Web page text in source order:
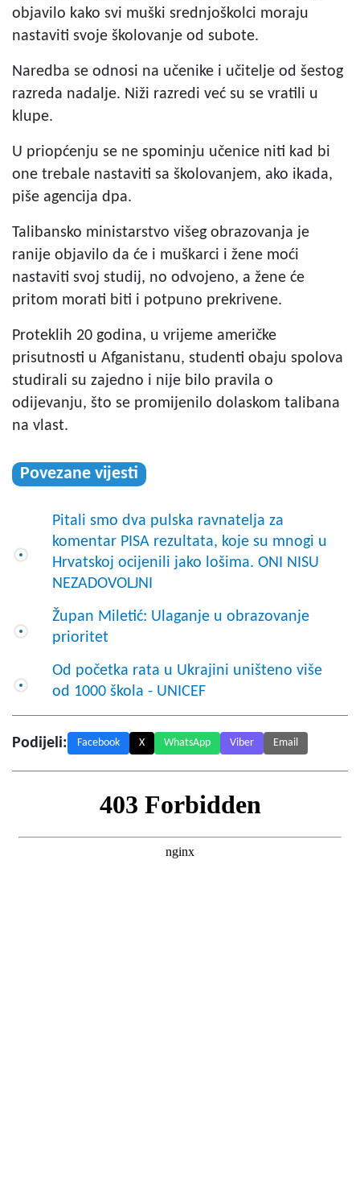
objavilo kako svi muški srednjoškolci moraju
nastaviti svoje školovanje od subote.
Naredba se odnosi na učenike i učitelje od šestog
razreda nadalje. Niži razredi već su se vratili u
klupe.
U priopćenju se ne spominju učenice niti kad bi
one trebale nastaviti sa školovanjem, ako ikada,
piše agencija dpa.
Talibansko ministarstvo višeg obrazovanja je
ranije objavilo da će i muškarci i žene moći
nastaviti svoj studij, no odvojeno, a žene će
pritom morati biti i potpuno prekrivene.
Proteklih 20 godina, u vrijeme američke
prisutnosti u Afganistanu, studenti obaju spolova
studirali su zajedno i nije bilo pravila o
odijevanju, što se promijenilo dolaskom talibana
na vlast.
Povezane vijesti
Pitali smo dva pulska ravnatelja za
komentar PISA rezultata, koje su mnogi u
Hrvatskoj ocijenili jako lošima. ONI NISU
NEZADOVOLJNI
Župan Miletić: Ulaganje u obrazovanje
prioritet
Od početka rata u Ukrajini uništeno više
od 1000 škola - UNICEF
Podijeli: Facebook X WhatsApp Viber Email